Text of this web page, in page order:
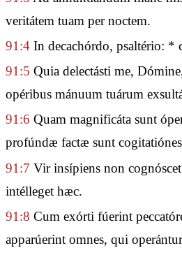
veritátem tuam per noctem.
91:4 In decachórdo, psaltério: *
91:5 Quia delectásti me,
opéribus mánuum tuárum
91:6 Quam magnificáta sunt
profúndæ factæ sunt
91:7 Vir insípiens non
intélleget hæc.
91:8 Cum exórti fúerint
apparúerint omnes, qui